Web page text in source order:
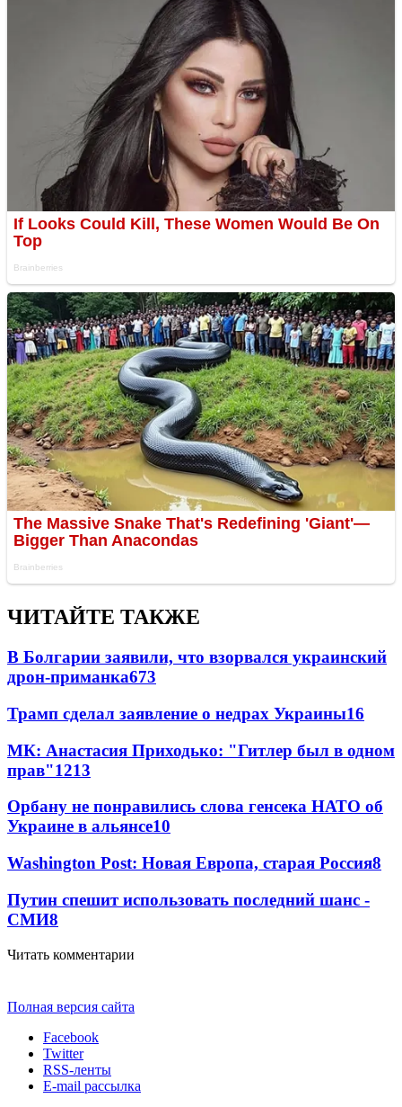
ЧИТАЙТЕ ТАКЖЕ
В Болгарии заявили, что взорвался украинский
дрон-приманка673
Трамп сделал заявление о недрах Украины16
МК: Анастасия Приходько: "Гитлер был в одном
прав"1213
Орбану не понравились слова генсека НАТО об
Украине в альянсе10
Washington Post: Новая Европа, старая Россия8
Путин спешит использовать последний шанс -
СМИ8
Читать комментарии
Полная версия сайта
Facebook
Twitter
RSS-ленты
E-mail рассылка